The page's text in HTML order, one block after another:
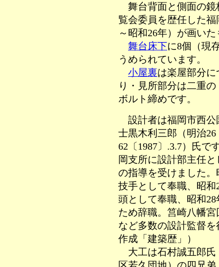
舞台背面と側面の鏡
覧会委員を歴任した
～昭和26年）が画い
舞台床下に8個（現
うめられています。
小屋裏は楽屋部分
り・見所部分は二重
ボルト締めです。
設計者は福岡市西公
士黒木利三郎（明治26
62〔1987〕.3.7）氏で
岡支所に設計部主任
の指導を受けました
技手として奉職、昭
頭として奉職、昭和
ため辞職。筥崎八幡
など多数の設計監督
作成「建築歴」）
大工は石村誠五郎氏